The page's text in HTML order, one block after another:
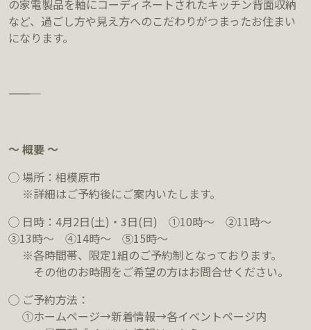
の家電製品を軸にコーディネートされたキッチン背面収納
など、過ごし方や見え方へのこだわりがつまったお住まい
になります。
―――――
〜 概要 〜
◯ 場所：相模原市
※詳細はご予約後にご案内いたします。
◯ 日時：4月2日(土)・3日(日) ①10時～ ②11時～
③13時～ ④14時～ ⑤15時～
※各時間帯、限定1組のご予約制となっております。
その他のお時間をご希望の方はお問合せください。
◯ ご予約方法：
①ホームページ→新着情報→各イベントページ内